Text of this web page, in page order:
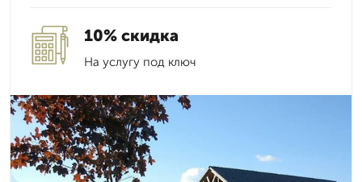
10% скидка
На услугу под ключ